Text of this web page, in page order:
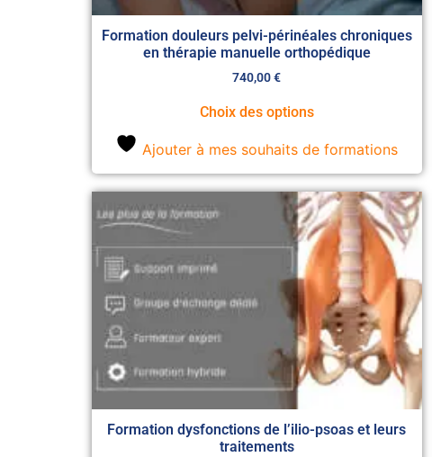
Formation douleurs pelvi-périnéales chroniques
en thérapie manuelle orthopédique
740,00€
Choix des options
Ajouter à mes souhaits de formations
Formation dysfonctions de l’ilio-psoas et leurs
traitements